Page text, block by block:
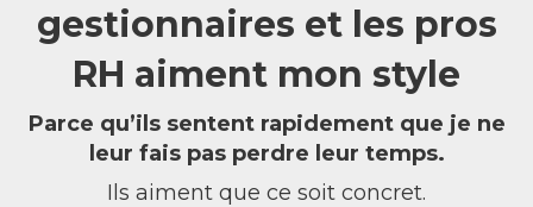
gestionnaires et les pros
RH aiment mon style
Parce qu’ils sentent rapidement que je ne
leur fais pas perdre leur temps.
Ils aiment que ce soit concret.